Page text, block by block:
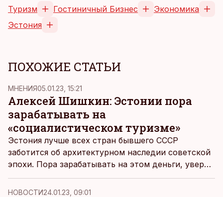
Туризм Гостиничный Бизнес
Экономика
Эстония
ПОХОЖИЕ СТАТЬИ
MНЕНИЯ05.01.23, 15:21
Алексей Шишкин: Эстонии пора
зарабатывать на
«социалистическом туризме»
Эстония лучше всех стран бывшего СССР
заботится об архитектурном наследии советской
эпохи. Пора зарабатывать на этом деньги, уверен
журналист Алексей Шишкин.
НОВОСТИ24.01.23, 09:01